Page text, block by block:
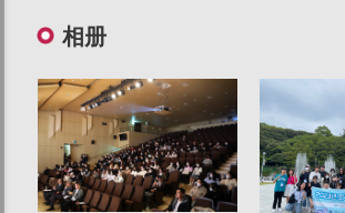
相册